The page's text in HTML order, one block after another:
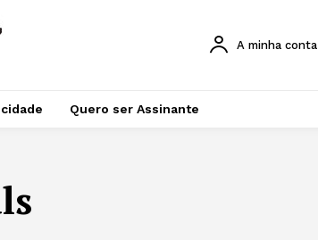
A minha conta
Quero ser Assinante